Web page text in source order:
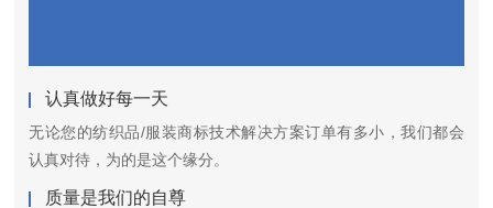
认真做好每一天
无论您的纺织品/服装商标技术解决方案订单有多小，我们都会
认真对待，为的是这个缘分。
质量是我们的自尊